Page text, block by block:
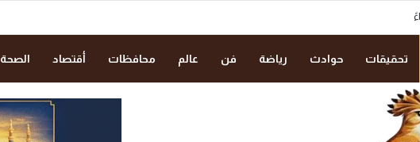
تحقيقات حوادث رياضة فن عالم محافظات أقتصاد الصحة